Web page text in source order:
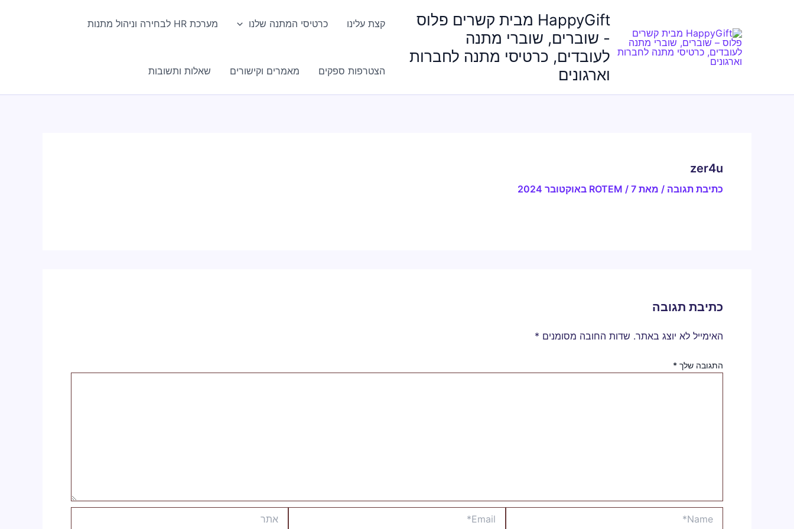
HappyGift מבית קשרים פלוס
- שוברים, שוברי מתנה
לעובדים, כרטיסי מתנה לחברות
וארגונים
קצת עלינו כרטיסי המתנה שלנו מערכת HR לבחירה וניהול מתנות
הצטרפות ספקים מאמרים וקישורים שאלות ותשובות
zer4u
כתיבת תגובה / מאת ROTEM / 7 באוקטובר 2024
כתיבת תגובה
האימייל לא יוצג באתר. שדות החובה מסומנים *
התגובה שלך *